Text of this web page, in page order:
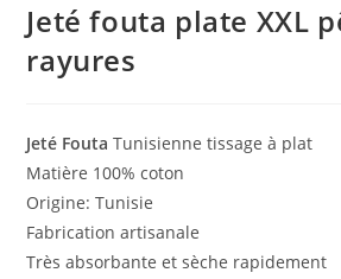
Jeté fouta plate XXL
rayures
Jeté Fouta Tunisienne tissage à plat
Matière 100% coton
Origine: Tunisie
Fabrication artisanale
Très absorbante et sèche rapidement